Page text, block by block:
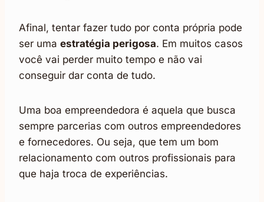
Afinal, tentar fazer tudo por conta própria pode
ser uma estratégia perigosa. Em muitos casos
você vai perder muito tempo e não vai
conseguir dar conta de tudo.
Uma boa empreendedora é aquela que busca
sempre parcerias com outros empreendedores
e fornecedores. Ou seja, que tem um bom
relacionamento com outros profissionais para
que haja troca de experiências.